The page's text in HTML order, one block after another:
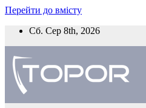
Перейти до вмісту
Сб. Сер 8th, 2026